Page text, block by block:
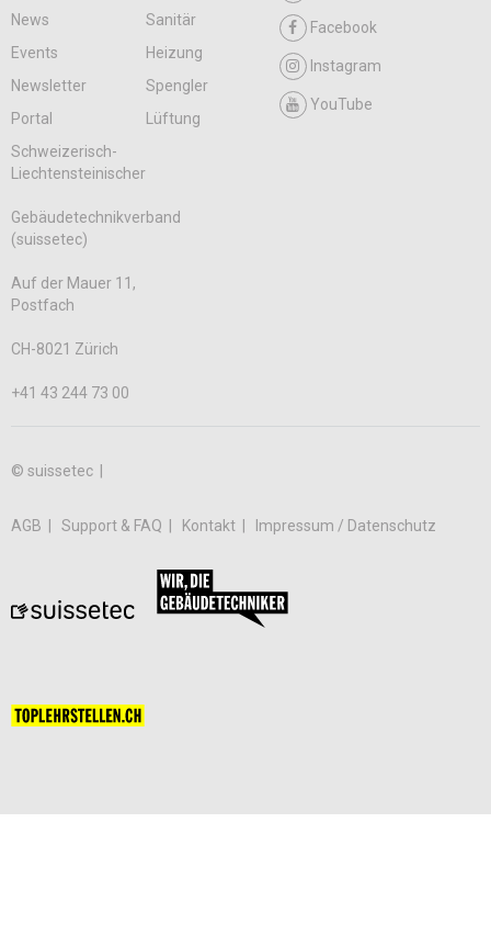
News
Sanitär
Events
Heizung
Newsletter
Spengler
Portal
Lüftung
Facebook
Instagram
YouTube
Schweizerisch-
Liechtensteinischer
Gebäudetechnikverband
(suissetec)
Auf der Mauer 11,
Postfach
CH-8021 Zürich
+41 43 244 73 00
© suissetec |
AGB Support & FAQ Kontakt Impressum / Datenschutz